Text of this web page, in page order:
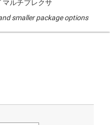
マルチプレクサ
smaller package options